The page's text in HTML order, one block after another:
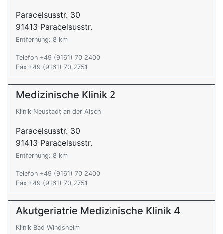
Paracelsusstr. 30
91413 Paracelsusstr.
Entfernung: 8 km
Telefon +49 (9161) 70 2400
Fax +49 (9161) 70 2751
Medizinische Klinik 2
Klinik Neustadt an der Aisch
Paracelsusstr. 30
91413 Paracelsusstr.
Entfernung: 8 km
Telefon +49 (9161) 70 2400
Fax +49 (9161) 70 2751
Akutgeriatrie Medizinische Klinik 4
Klinik Bad Windsheim